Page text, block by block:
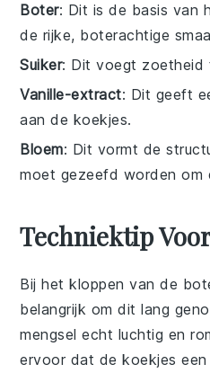
Boter: Dit is de basis van
de rijke, boterachtige
Suiker: Dit voegt zoetheid
Vanille-extract: Dit geeft
aan de koekjes.
Bloem: Dit vormt de
moet gezeefd worden om
Techniektip
Bij het kloppen van de
belangrijk om dit lang
mengsel echt luchtig en
ervoor dat dekoekjes